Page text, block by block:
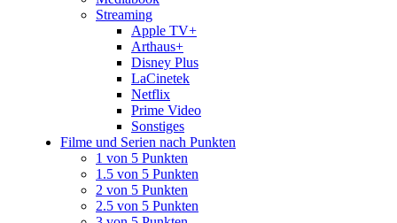
Streaming
Apple TV+
Arthaus+
Disney Plus
LaCinetek
Netflix
Prime Video
Sonstiges
Filme und Serien nach Punkten
1 von 5 Punkten
1.5 von 5 Punkten
2 von 5 Punkten
2.5 von 5 Punkten